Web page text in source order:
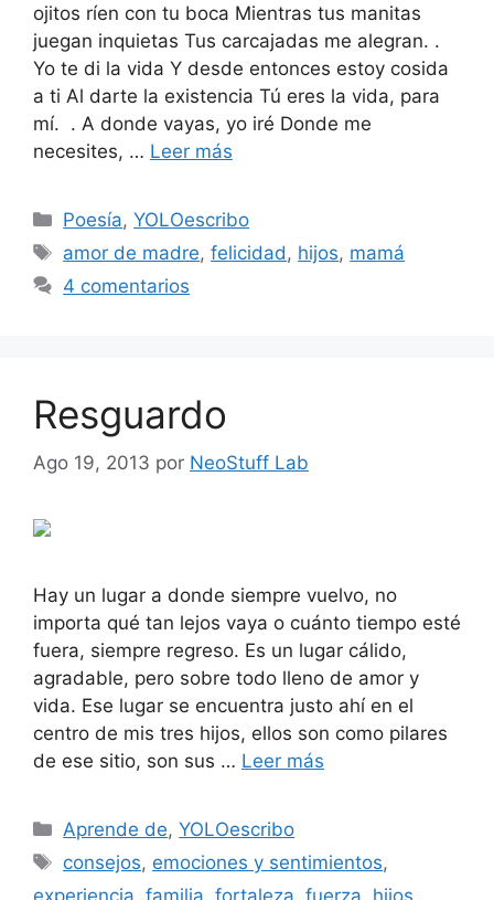
ojitos ríen con tu boca Mientras tus manitas
juegan inquietas Tus carcajadas me alegran. .
Yo te di la vida Y desde entonces estoy cosida
a ti Al darte la existencia Tú eres la vida, para
mí. . A donde vayas, yo iré Donde me
necesites, … Leer más
Categorías
Poesía,YOLOescribo
Etiquetas
amor de madre,felicidad , hijos, mamá
4 comentarios
Resguardo
Ago 19, 2013 por NeoStuff Lab
Hay un lugar a donde siempre vuelvo, no
importa qué tan lejos vaya o cuánto tiempo esté
fuera, siempre regreso. Es un lugar cálido,
agradable, pero sobre todo lleno de amor y
vida. Ese lugar se encuentra justo ahí en el
centro de mis tres hijos, ellos son como pilares
de ese sitio, son sus … Leer más
Categorías
Aprende de,YOLOescribo
Etiquetas
consejos, emociones y sentimientos,
experiencia familia fortaleza fuerza hijos